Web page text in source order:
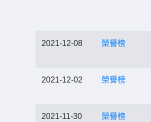
2021-12-08 榮譽榜
2021-12-02 榮譽榜
2021-11-30 榮譽榜